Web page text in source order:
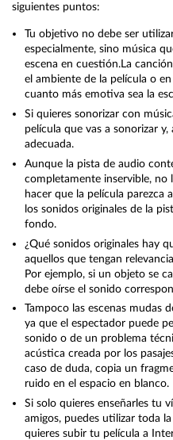
siguientes puntos:
Tu objetivo no debe ser
especialmente, sino música
escena en cuestión.La
el ambiente de la película o
cuanto más emotiva sea la
Si quieres sonorizar con
película que vas a sonorizar
adecuada.
Aunque la pista de audio
completamente inservible, no
hacer que la película parezca
los sonidos originales de la
fondo.
¿Qué sonidos originales hay
aquellos que tengan
Por ejemplo, si un objeto se
debe oírse el sonido
Tampoco las escenas mudas
ya que el espectador puede
sonido o de un problema
acústica creada por los
caso de duda, copia un
ruido en el espacio en blanco.
Si solo quieres enseñarles tu
amigos, puedes utilizar toda
quieres subir tu película a